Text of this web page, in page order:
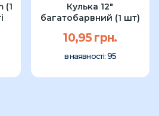
(1
Кулька 12"
багатобарвний (1 шт)
10,95 грн.
в наявності: 95